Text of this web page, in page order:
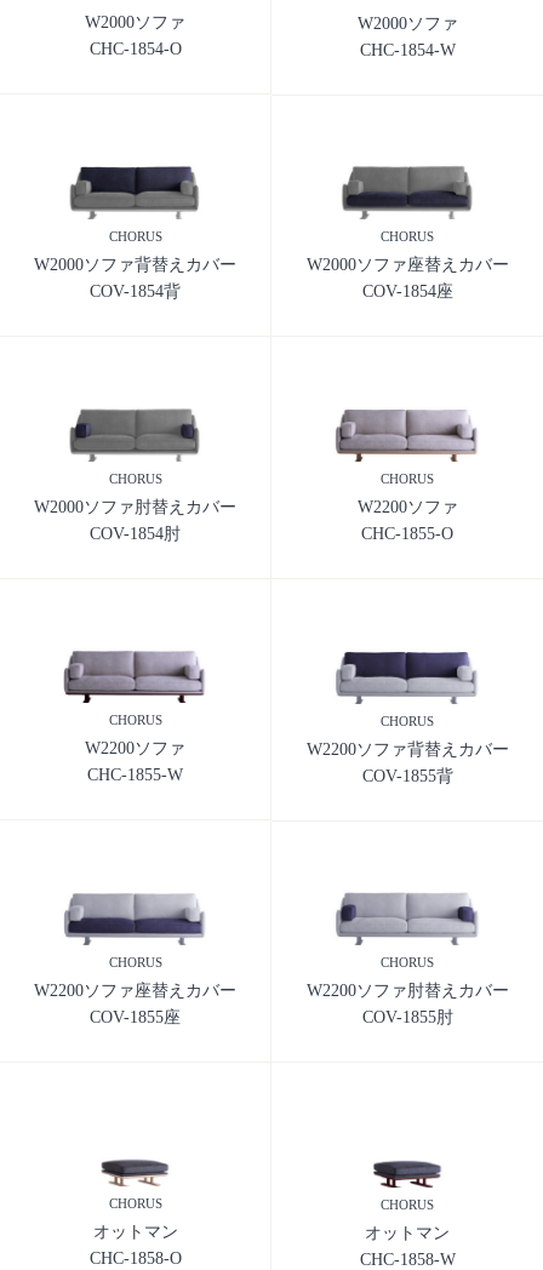
W2000ソファ
CHC-1854-O
W2000ソファ
CHC-1854-W
CHORUS
W2000ソファ背替えカバー
COV-1854背
CHORUS
W2000ソファ座替えカバー
COV-1854座
CHORUS
W2000ソファ肘替えカバー
COV-1854肘
CHORUS
W2200ソファ
CHC-1855-O
CHORUS
W2200ソファ
CHC-1855-W
CHORUS
W2200ソファ背替えカバー
COV-1855背
CHORUS
W2200ソファ座替えカバー
COV-1855座
CHORUS
W2200ソファ肘替えカバー
COV-1855肘
CHORUS
オットマン
CHC-1858-O
CHORUS
オットマン
CHC-1858-W